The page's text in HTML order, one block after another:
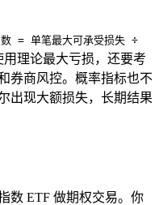
数 = 单笔最大可承受损失 ÷
理论最大亏损，还要考
券商风控。概率指标也不
出现大额损失，长期结果
数 ETF 做期权交易。你